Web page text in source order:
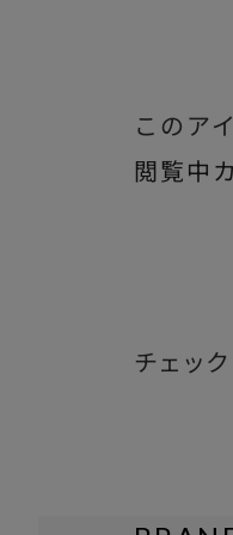
このア
閲覧中
チェッ